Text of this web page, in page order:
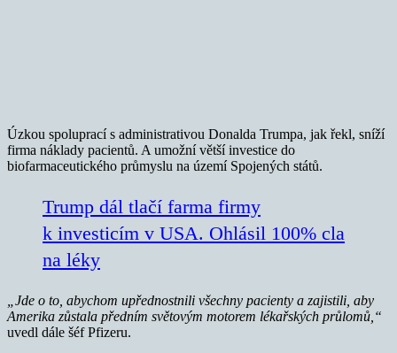
Úzkou spoluprací s administrativou Donalda Trumpa, jak řekl, sníží
firma náklady pacientů. A umožní větší investice do
biofarmaceutického průmyslu na území Spojených států.
Trump dál tlačí farma firmy
k investicím v USA. Ohlásil 100% cla
na léky
„Jde o to, abychom upřednostnili všechny pacienty a zajistili, aby
Amerika zůstala předním světovým motorem lékařských průlomů,“
uvedl dále šéf Pfizeru.